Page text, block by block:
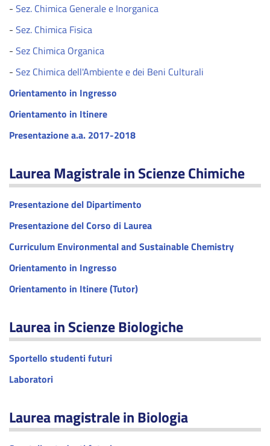
- Sez. Chimica Generale e Inorganica
- Sez. Chimica Fisica
- Sez Chimica Organica
- Sez Chimica dell'Ambiente e dei Beni Culturali
Orientamento in Ingresso
Orientamento in Itinere
Presentazione a.a. 2017-2018
Laurea Magistrale in Scienze Chimiche
Presentazione del Dipartimento
Presentazione del Corso di Laurea
Curriculum Environmental and Sustainable Chemistry
Orientamento in Ingresso
Orientamento in Itinere (Tutor)
Laurea in Scienze Biologiche
Sportello studenti futuri
Laboratori
Laurea magistrale in Biologia